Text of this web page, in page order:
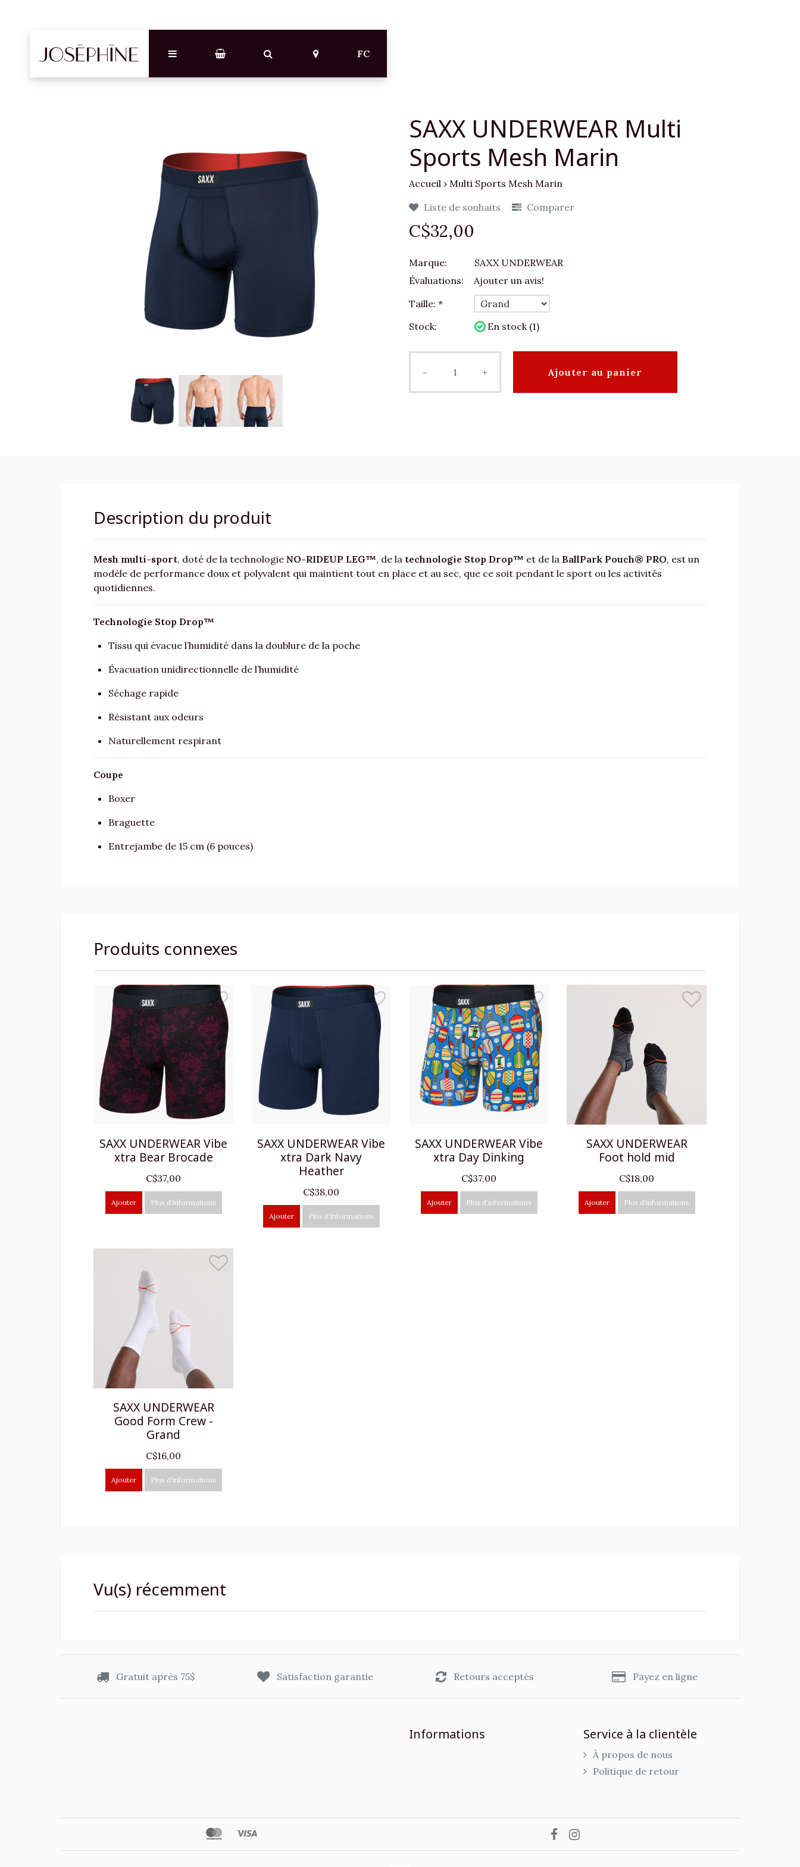
FC
SAXX UNDERWEAR Multi
Sports Mesh Marin
Accueil › Multi Sports Mesh Marin
Liste de souhaits
Comparer
C$32,00
Marque:
SAXX UNDERWEAR
Évaluations:
Ajouter un avis!
Taille: *
Stock:
En stock (1)
- + Ajouter au panier
Description du produit
Mesh multi-sport, doté de la technologie NO-RIDEUP LEG™, de la technologie Stop Drop™ et de la BallPark Pouch® PRO, est un
modèle de performance doux et polyvalent qui maintient tout en place et au sec, que ce soit pendant le sport ou les activités
quotidiennes.
Technologie Stop Drop™
Tissu qui évacue l’humidité dans la doublure de la poche
Évacuation unidirectionnelle de l’humidité
Séchage rapide
Résistant aux odeurs
Naturellement respirant
Coupe
Boxer
Braguette
Entrejambe de 15 cm (6 pouces)
Produits connexes
SAXX UNDERWEAR Vibe
xtra Bear Brocade
C$37,00
Ajouter Plus d'informations
SAXX UNDERWEAR Vibe
xtra Dark Navy
Heather
C$38,00
Ajouter Plus d'informations
SAXX UNDERWEAR Vibe
xtra Day Dinking
C$37,00
Ajouter Plus d'informations
SAXX UNDERWEAR
Foot hold mid
C$18,00
Ajouter Plus d'informations
SAXX UNDERWEAR
Good Form Crew -
Grand
C$16,00
Ajouter Plus d'informations
Vu(s) récemment
Gratuit après 75$ Satisfaction garantie Retours acceptés Payez en ligne
Informations Service à la clientèle
À propos de nous
Politique de retour